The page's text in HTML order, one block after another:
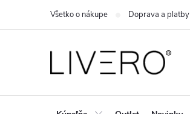
Všetko o nákupe Doprava a platby